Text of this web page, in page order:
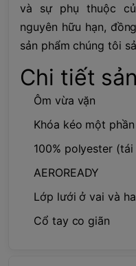
và sự phụ thuộc
nguyên hữu hạn,
sản phẩm chúng tôi
Chi tiết
Ôm vừa vặn
Khóa kéo một
100% polyester (tái
AEROREADY
Lớp lưới ở vai và
Cổ tay co giãn